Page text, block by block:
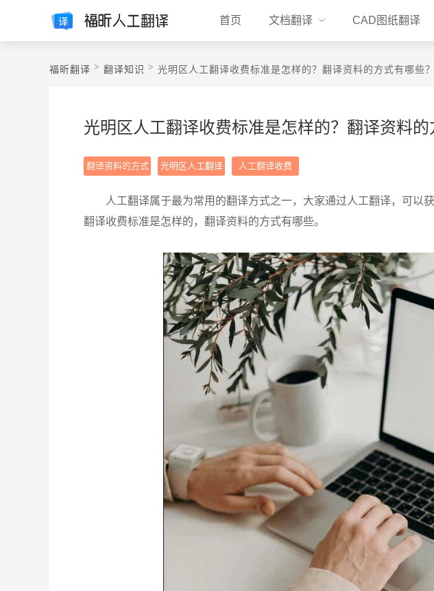
首页 文档翻译 CAD图纸翻译
福昕翻译 > 翻译知识 > 光明区人工翻译收费标准是怎样的？翻译资料的方式有哪些？
光明区人工翻译收费标准是怎样的？翻译资料的
翻译资料的方式 光明区人工翻译 人工翻译收费
人工翻译属于最为常用的翻译方式之一，大家通过人工翻译，可以
翻译收费标准是怎样的，翻译资料的方式有哪些。